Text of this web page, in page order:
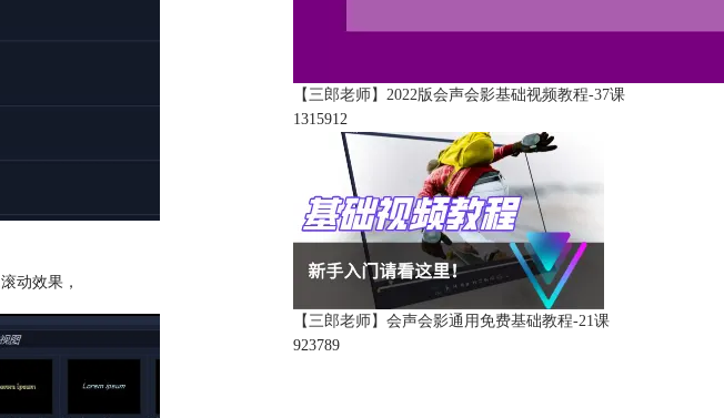
动效果，
【三郎老师】2022版会声会影基础视频教程-37课
1315912
【三郎老师】会声会影通用免费基础教程-21课
923789